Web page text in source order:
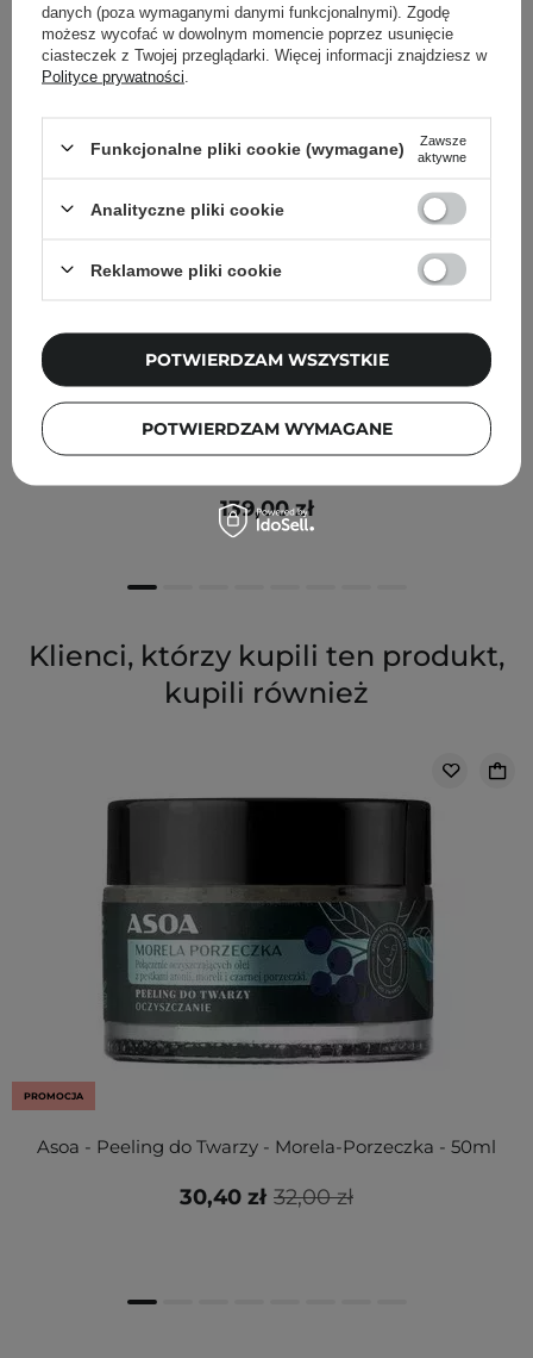
Purcell - 82% High Dose Peptide Formula - Kuracja do
Twarzy z Peptydami - 30ml
139,00 zł
Klienci, którzy kupili ten produkt,
kupili również
PROMOCJA
Asoa - Peeling do Twarzy - Morela-Porzeczka - 50ml
32,00 zł
30,40 zł
danych (poza wymaganymi danymi funkcjonalnymi). Zgodę
możesz wycofać w dowolnym momencie poprzez usunięcie
ciasteczek z Twojej przeglądarki. Więcej informacji znajdziesz w
Polityce prywatności
Funkcjonalne pliki cookie (wymagane)
Zawsze
aktywne
Analityczne pliki cookie
Reklamowe pliki cookie
POTWIERDZAM WYMAGANE
POTWIERDZAM WSZYSTKIE